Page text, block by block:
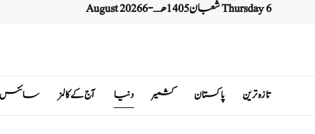
Thursday 6 شعبان 1405 هـ - 6 August 2026
تازہ ترین پاکستان کشمیر دنیا آج کے کالمز سائنس